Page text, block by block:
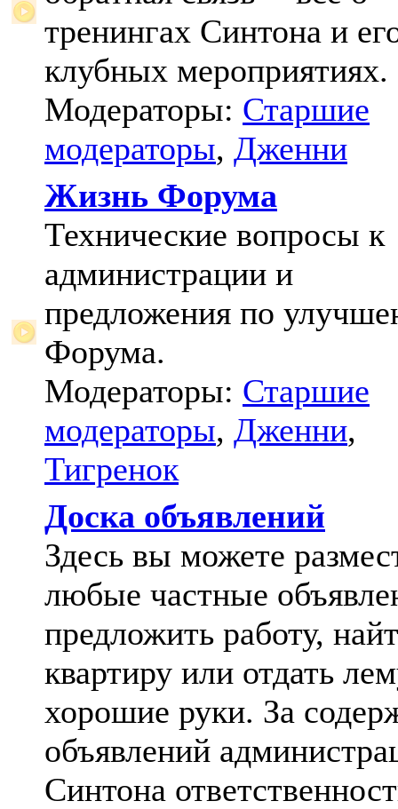
тренингах Синтона и
клубных мероприятиях.
Модераторы: Старшие
модераторы, Дженни
Жизнь Форума
Технические вопросы к
администрации и
предложения по
Форума.
Модераторы: Старшие
модераторы, Дженни,
Тигренок
Доска объявлений
Здесь вы можете
любые частные
предложить работу,
квартиру или отдать
хорошие руки. За
объявлений
Синтона